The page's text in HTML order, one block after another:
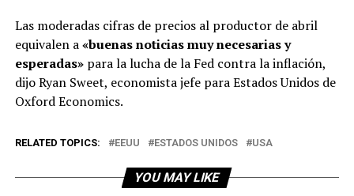
Las moderadas cifras de precios al productor de abril
equivalen a«buenas noticias muy necesarias y
esperadas»para la lucha de la Fed contra la inflación,
dijo Ryan Sweet, economista jefe para Estados Unidos de
Oxford Economics.
RELATED TOPICS: EEUU ESTADOS UNIDOS USA
YOU MAY LIKE